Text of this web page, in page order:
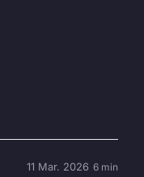
11 Mar. 2026 6 min